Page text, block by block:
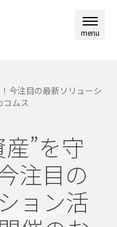
menu
今注目の最新ソリューシ
コムス
”を守
注目の
ョン活